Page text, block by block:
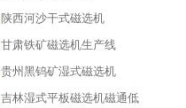
陕西河沙干式磁选机
甘肃铁矿磁选机生产线
贵州黑钨矿湿式磁选机
吉林湿式平板磁选机磁通低